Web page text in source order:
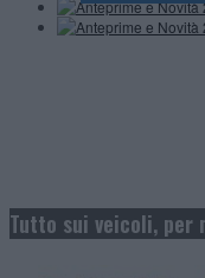
Tutto sui veicoli, per